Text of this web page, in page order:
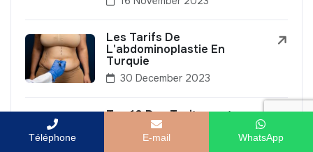
Les Tarifs De
L'abdominoplastie En
Turquie
30 December 2023
Top 10 Des Traitements
Esthétiques Non Invasifs À
Essayer
Téléphone E-mail WhatsApp